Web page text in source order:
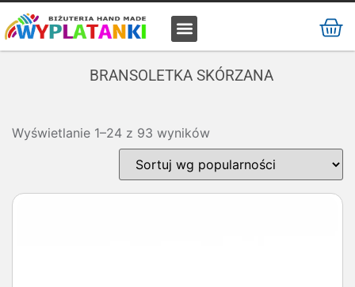
BRANSOLETKA SKÓRZANA
Wyświetlanie 1–24 z 93 wyników